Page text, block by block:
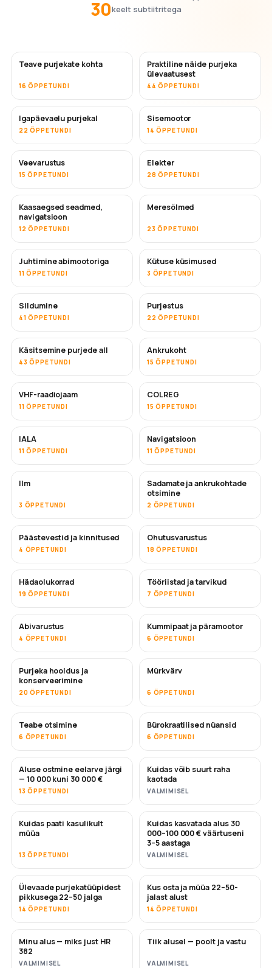
30keelt subtiitritega
Teave purjekate kohta
16 ÕPPETUNDI
Praktiline näide purjeka
ülevaatusest
44 ÕPPETUNDI
Igapäevaelu purjekal
22 ÕPPETUNDI
Sisemootor
14 ÕPPETUNDI
Veevarustus
15 ÕPPETUNDI
Elekter
28 ÕPPETUNDI
Kaasaegsed seadmed,
navigatsioon
12 ÕPPETUNDI
Meresõlmed
23 ÕPPETUNDI
Juhtimine abimootoriga
11 ÕPPETUNDI
Kütuse küsimused
3 ÕPPETUNDI
Sildumine
41 ÕPPETUNDI
Purjestus
22 ÕPPETUNDI
Käsitsemine purjede all
43 ÕPPETUNDI
Ankrukoht
15 ÕPPETUNDI
VHF-raadiojaam
11 ÕPPETUNDI
COLREG
15 ÕPPETUNDI
IALA
11 ÕPPETUNDI
Navigatsioon
11 ÕPPETUNDI
Ilm
3 ÕPPETUNDI
Sadamate ja ankrukohtade
otsimine
2 ÕPPETUNDI
Päästevestid ja kinnitused
4 ÕPPETUNDI
Ohutusvarustus
18 ÕPPETUNDI
Hädaolukorrad
19 ÕPPETUNDI
Tööriistad ja tarvikud
7 ÕPPETUNDI
Abivarustus
4 ÕPPETUNDI
Kummipaat ja päramootor
6 ÕPPETUNDI
Purjeka hooldus ja
konserveerimine
20 ÕPPETUNDI
TULEMAS
Mürkvärv
6 ÕPPETUNDI
Teabe otsimine
6 ÕPPETUNDI
Bürokraatilised nüansid
6 ÕPPETUNDI
TULEMAS
Aluse ostmine eelarve järgi
— 10 000 kuni 30 000 €
13 ÕPPETUNDI
TULEMAS
Kuidas võib suurt raha
kaotada
VALMIMISEL
UUS
Kuidas paati kasulikult
müüa
13 ÕPPETUNDI
UUS
Kuidas kasvatada alus 30
000–100 000 € väärtuseni
3–5 aastaga
VALMIMISEL
TULEMAS
Ülevaade purjekatüüpidest
pikkusega 22–50 jalga
14 ÕPPETUNDI
TULEMAS
Kus osta ja müüa 22–50-
jalast alust
14 ÕPPETUNDI
TULEMAS
Minu alus — miks just HR
382
VALMIMISEL
TULEMAS
Tiik alusel — poolt ja vastu
VALMIMISEL